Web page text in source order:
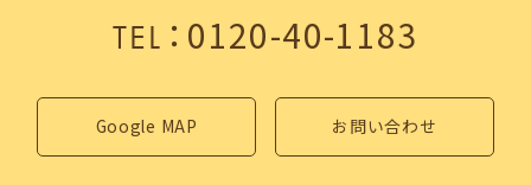
TEL：0120-40-1183
Google MAP お問い合わせ